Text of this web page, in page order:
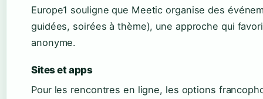
Europe1 souligne que Meetic organise des
guidées, soirées à thème), une approche qui
anonyme.
Sites et apps
Pour les rencontres en ligne, les options